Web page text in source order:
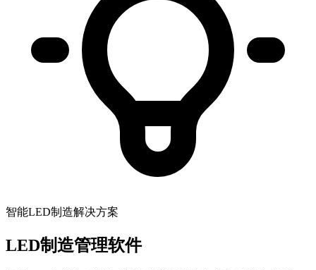
智能LED制造解决方案
LED制造管理软件